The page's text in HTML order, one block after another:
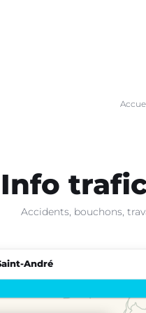
Info
Accidents, bouchons,
André